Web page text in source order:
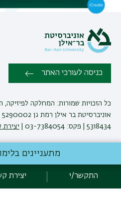
כניסה לעורכי האתר
כל הזכויות שמורות: המחלקה לפיזיקה,
5318434 | פקס: 03-7384054 |
יצירת
באוניברסיטת בר-אילן
הצהרת נגישות
מדיניות פרטיות
מתעניינים
התקשר/י יצירת